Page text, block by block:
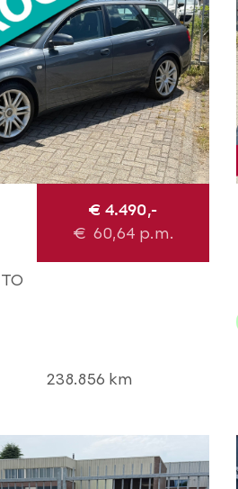
€ 4.490,-
€ 60,64 p.m.
238.856 km